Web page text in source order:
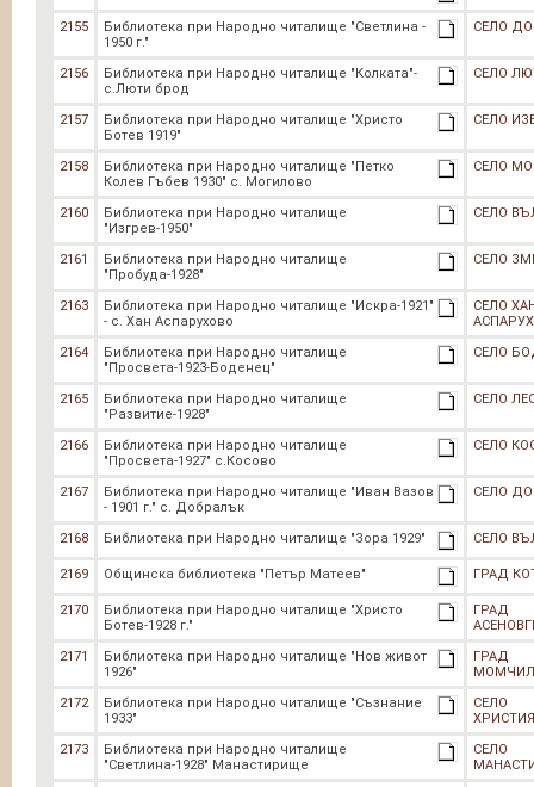
2155
Библиотека при Народно читалище "Светлина -
1950 г."
СЕЛО
2156
Библиотека при Народно читалище "Колката"-
с.Люти брод
СЕЛО
2157
Библиотека при Народно читалище "Христо
Ботев 1919"
СЕЛО
2158
Библиотека при Народно читалище "Петко
Колев Гъбев 1930" с. Могилово
СЕЛО
2160
Библиотека при Народно читалище
"Изгрев-1950"
СЕЛО
2161
Библиотека при Народно читалище
"Пробуда-1928"
СЕЛО
2163
Библиотека при Народно читалище "Искра-1921"
- с. Хан Аспарухово
СЕЛО
2164
Библиотека при Народно читалище
"Просвета-1923-Боденец"
СЕЛО
2165
Библиотека при Народно читалище
"Развитие-1928"
СЕЛО
2166
Библиотека при Народно читалище
"Просвета-1927" с.Косово
СЕЛО
2167
Библиотека при Народно читалище "Иван Вазов
- 1901 г." с. Добралък
СЕЛО
2168 Библиотека при Народно читалище "Зора 1929" СЕЛО
2169 Общинска библиотека "Петър Матеев" ГРАД
2170
Библиотека при Народно читалище "Христо
Ботев-1928 г."
ГРАД
2171
Библиотека при Народно читалище "Нов живот
1926"
ГРАД
2172
Библиотека при Народно читалище "Съзнание
1933"
СЕЛО
2173
Библиотека при Народно читалище
"Светлина-1928" Манастирище
СЕЛО